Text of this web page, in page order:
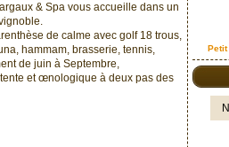
& Spa vous accueille dans un
de calme avec golf 18 trous,
hammam, brasserie, tennis,
de juin à Septembre,
et œnologique à deux pas des
Petit